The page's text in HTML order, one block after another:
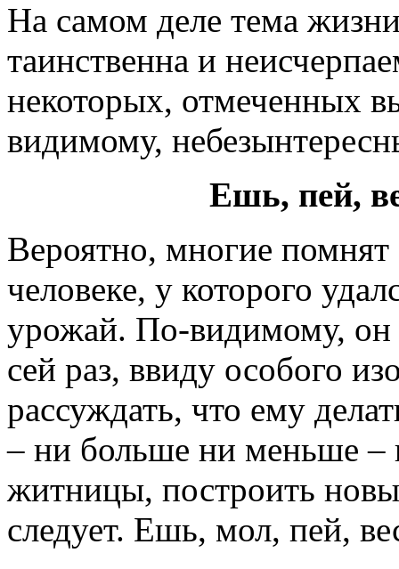
На самом деле тема
таинственна и
некоторых, отмеченных
видимому,
Ешь, пей,
Вероятно, многие
человеке, у которого
урожай. По-видимому, он
сей раз, ввиду особого
рассуждать, что ему
– ни больше ни меньше –
житницы, построить
следует. Ешь, мол, пей,